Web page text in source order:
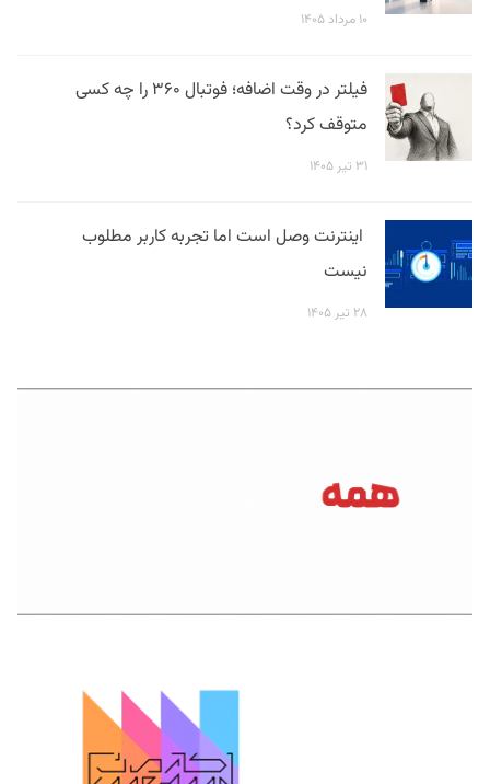
۱۰ مرداد ۱۴۰۵
فیلتر در وقت اضافه؛ فوتبال ۳۶۰ را چه کسی
متوقف کرد؟
۳۱ تیر ۱۴۰۵
اینترنت وصل است اما تجربه کاربر مطلوب
نیست
۲۸ تیر ۱۴۰۵